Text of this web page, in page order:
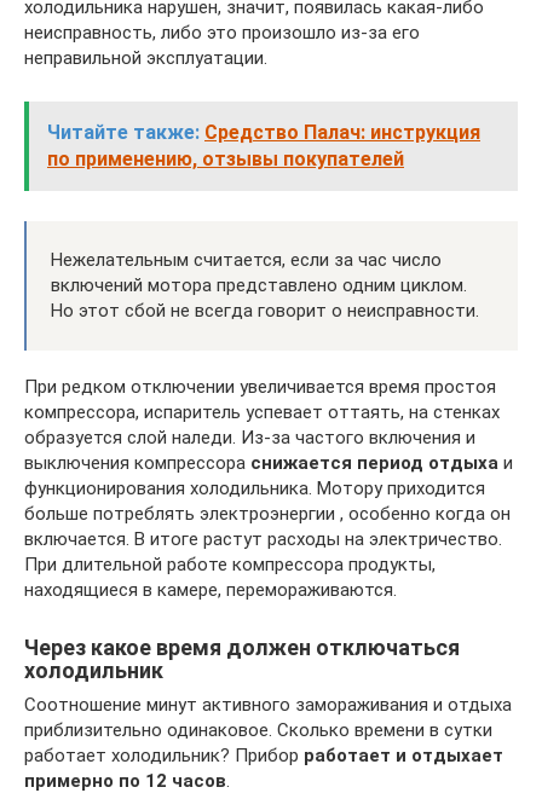
холодильника нарушен, значит, появилась какая-либо
неисправность, либо это произошло из-за его
неправильной эксплуатации.
Читайте также: Средство Палач: инструкция
по применению, отзывы покупателей
Нежелательным считается, если за час число
включений мотора представлено одним циклом.
Но этот сбой не всегда говорит о неисправности.
При редком отключении увеличивается время простоя
компрессора, испаритель успевает оттаять, на стенках
образуется слой наледи. Из-за частого включения и
выключения компрессора снижается период отдыха и
функционирования холодильника. Мотору приходится
больше потреблять электроэнергии , особенно когда он
включается. В итоге растут расходы на электричество.
При длительной работе компрессора продукты,
находящиеся в камере, перемораживаются.
Через какое время должен отключаться
холодильник
Соотношение минут активного замораживания и отдыха
приблизительно одинаковое. Сколько времени в сутки
работает холодильник? Прибор работает и отдыхает
примерно по 12 часов